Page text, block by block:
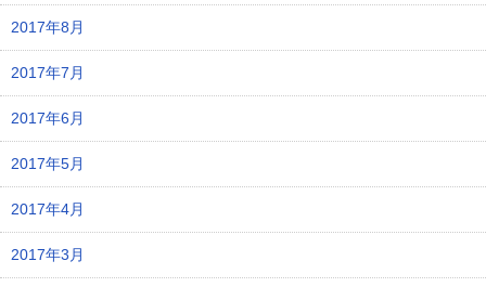
2017年8月
2017年7月
2017年6月
2017年5月
2017年4月
2017年3月